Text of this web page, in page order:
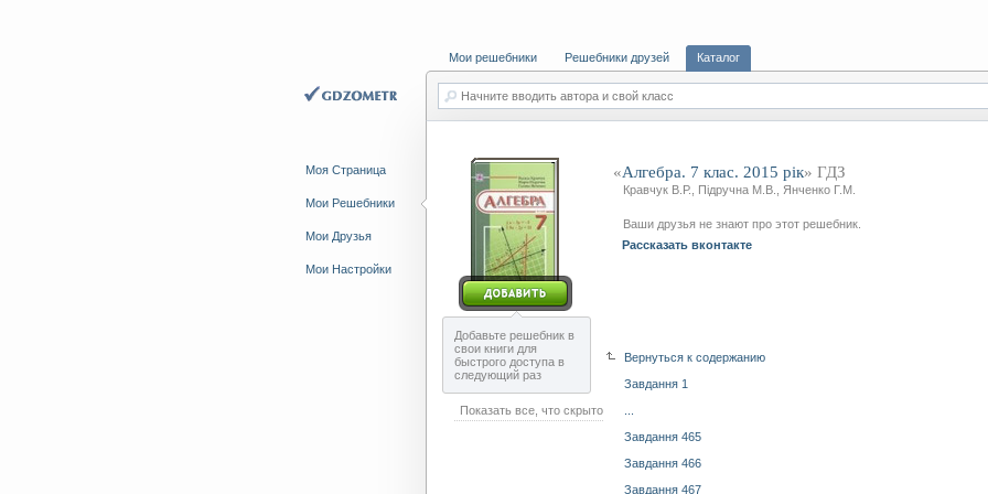
Моя Страница
Мои Решебники
Мои Друзья
Мои Настройки
Мои решебники Решебники друзей Каталог
Начните вводить автора и свой класс
Добавьте решебник в
свои книги для
быстрого доступа в
следующий раз
«Алгебра. 7 клас. 2015 рік» ГДЗ
Кравчук В.Р., Підручна М.В., Янченко Г.М.
Ваши друзья не знают про этот решебник.
Рассказать вконтакте
Вернуться к содержанию
Завдання 1
Показать все, что скрыто
Завдання 465
Завдання 466
Завдання 467